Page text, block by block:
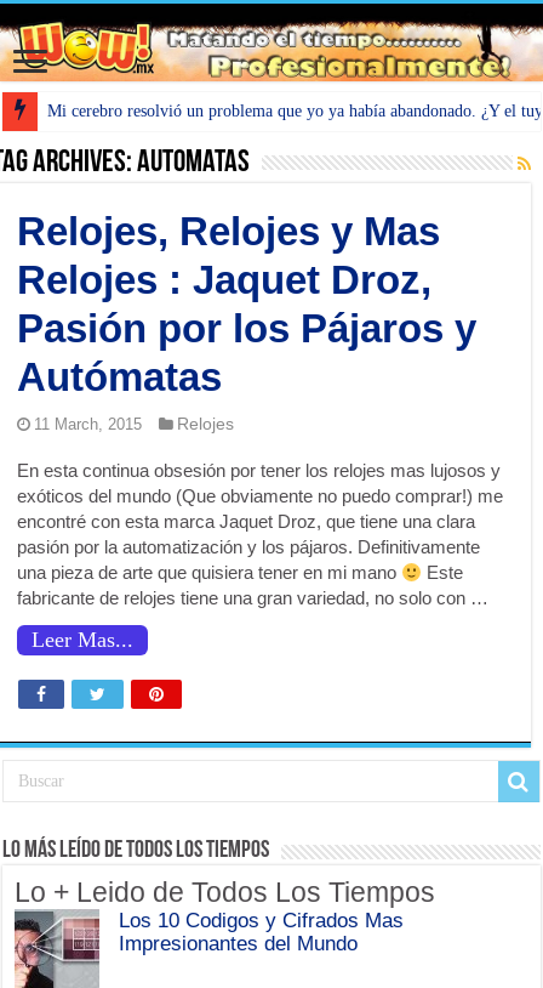
Mi cerebro resolvió un problema que yo ya había abandonado. ¿Y el
Archives:Automatas
Relojes, Relojes y Mas
Relojes : Jaquet Droz,
Pasión por los Pájaros y
Autómatas
11 March, 2015 Relojes
En esta continua obsesión por tener los relojes mas lujosos y
exóticos del mundo (Que obviamente no puedo comprar!) me
encontré con esta marca Jaquet Droz, que tiene una clara
pasión por la automatización y los pájaros. Definitivamente
una pieza de arte que quisiera tener en mi mano
Este
fabricante de relojes tiene una gran variedad, no solo con …
Leer Mas...
Lo Más Leído de Todos Los Tiempos
Lo + Leido de Todos Los Tiempos
Los 10 Codigos y Cifrados Mas
Impresionantes del Mundo